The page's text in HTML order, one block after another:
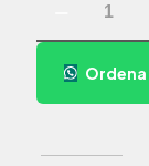
DRAGON
BALL
30CM